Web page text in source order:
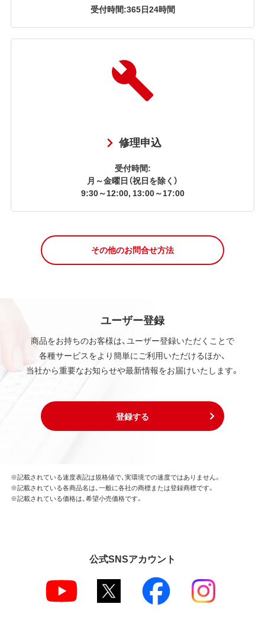
受付時間:365日24時間
修理申込
受付時間:
月～金曜日（祝日を除く）
9:30～12:00, 13:00～17:00
その他のお問合せ方法
ユーザー登録
商品をお持ちのお客様は、ユーザー登録いただくことで
各種サービスをより簡単にご利用いただけるほか、
当社から重要なお知らせや最新情報をお届けいたします。
登録する
※記載されている速度表記は規格値で、実環境での速度ではありません。
※記載されている各商品名は、一般に各社の商標または登録商標です。
※記載されている価格は、希望小売価格です。
公式SNSアカウント